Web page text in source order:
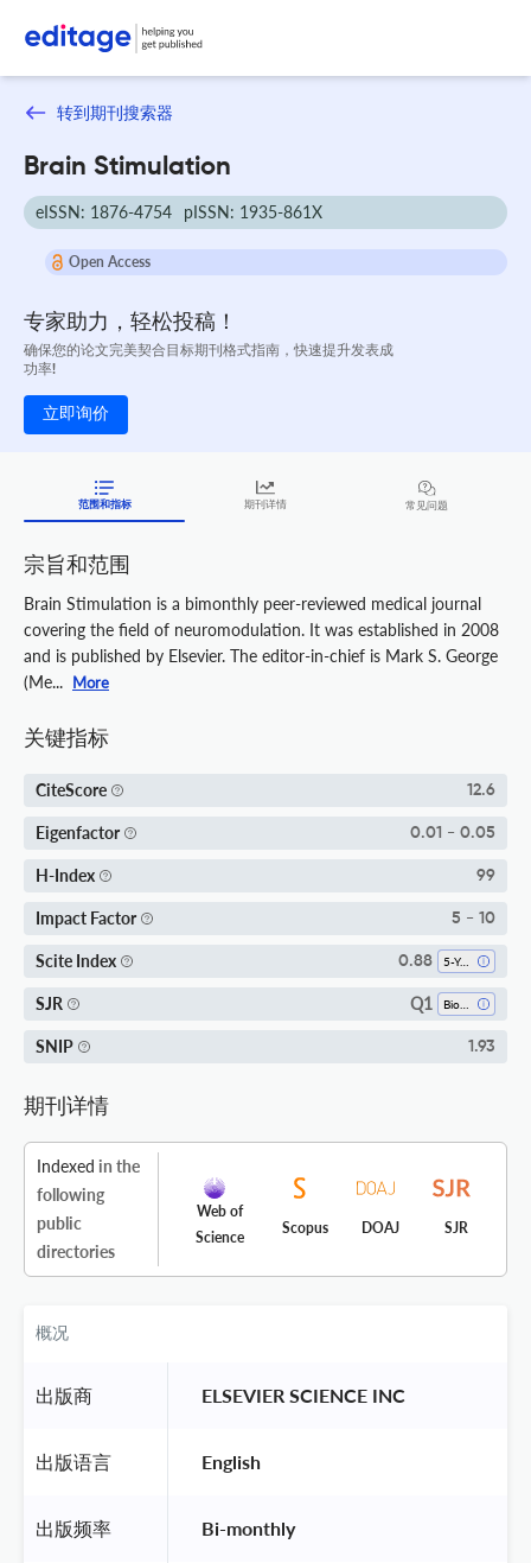
转到期刊搜索器
Brain Stimulation
eISSN: 1876-4754 pISSN: 1935-861X
Open Access
专家助力，轻松投稿！
确保您的论文完美契合目标期刊格式指南，快速提升发表成
功率!
立即询价
范围和指标 期刊详情 常见问题
宗旨和范围
Brain Stimulation is a bimonthly peer-reviewed medical journal
covering the field of neuromodulation. It was established in 2008
and is published by Elsevier. The editor-in-chief is Mark S. George
(Me... More
关键指标
CiteScore 12.6
Eigenfactor 0.01 - 0.05
H-Index 99
Impact Factor 5 - 10
Scite Index 0.88 5-Year SI
SJR Q1
SNIP 1.93
期刊详情
Indexed in the
following
public
directories
Web of
Science
Scopus DOAJ SJR
概况
出版商 ELSEVIER SCIENCE INC
出版语言 English
出版频率 Bi-monthly